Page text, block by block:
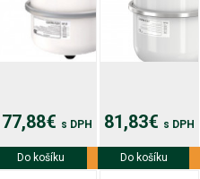
77,88€ s DPH
Viac info
Do košíku
81,83€ s DPH
Viac info
Do košíku